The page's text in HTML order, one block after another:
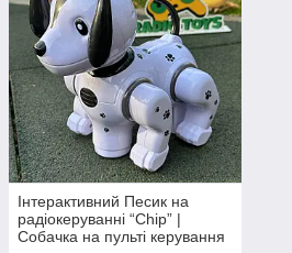
Інтерактивний Песик на
радіокеруванні “Chip” |
Собачка на пульті керування